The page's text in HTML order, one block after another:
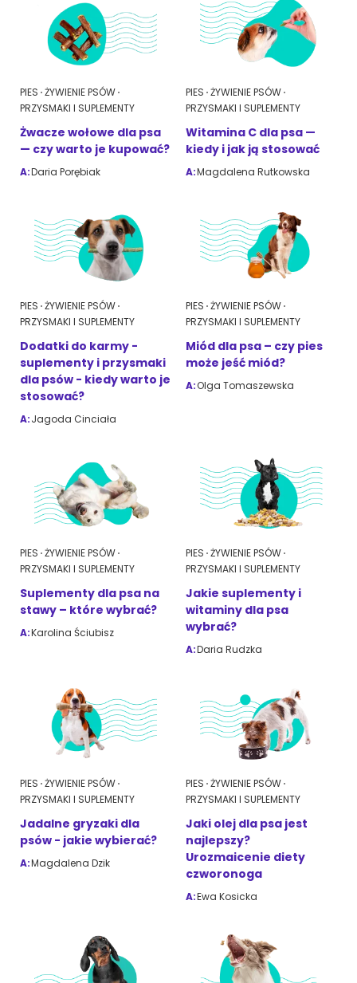
PIES ŻYWIENIE PSÓW
PRZYSMAKI I SUPLEMENTY
Żwacze wołowe dla psa
— czy warto je kupować?
A:Daria Porębiak
PIES ŻYWIENIE PSÓW
PRZYSMAKI I SUPLEMENTY
Witamina C dla psa —
kiedy i jak ją stosować
A:Magdalena Rutkowska
PIES ŻYWIENIE PSÓW
PRZYSMAKI I SUPLEMENTY
Dodatki do karmy -
suplementy i przysmaki
dla psów - kiedy warto je
stosować?
A:Jagoda Cinciała
PIES ŻYWIENIE PSÓW
PRZYSMAKI I SUPLEMENTY
Miód dla psa – czy pies
może jeść miód?
A:Olga Tomaszewska
PIES ŻYWIENIE PSÓW
PRZYSMAKI I SUPLEMENTY
Suplementy dla psa na
stawy – które wybrać?
A:Karolina Ściubisz
PIES ŻYWIENIE PSÓW
PRZYSMAKI I SUPLEMENTY
Jakie suplementy i
witaminy dla psa
wybrać?
A:Daria Rudzka
PIES ŻYWIENIE PSÓW
PRZYSMAKI I SUPLEMENTY
Jadalne gryzaki dla
psów - jakie wybierać?
A:Magdalena Dzik
PIES ŻYWIENIE PSÓW
PRZYSMAKI I SUPLEMENTY
Jaki olej dla psa jest
najlepszy?
Urozmaicenie diety
czworonoga
A:Ewa Kosicka